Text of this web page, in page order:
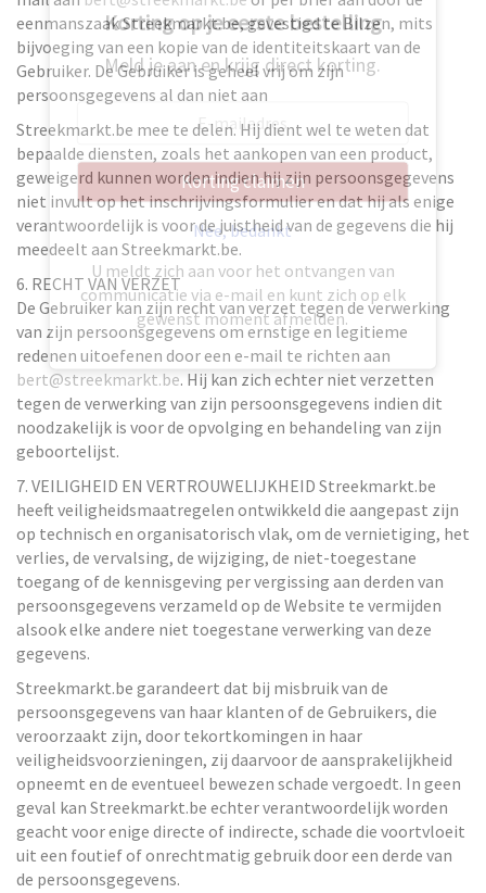
eenmanszaak Streekmarkt.be, gevestigd te Bilzen, mits
bijvoeging van een kopie van de identiteitskaart van de
Gebruiker. De Gebruiker is geheel vrij om zijn
persoonsgegevens al dan niet aan
Streekmarkt.be mee te delen. Hij dient wel te weten dat
bepaalde diensten, zoals het aankopen van een product,
geweigerd kunnen worden indien hij zijn persoonsgegevens
niet invult op het inschrijvingsformulier en dat hij als enige
verantwoordelijk is voor de juistheid van de gegevens die hij
meedeelt aan Streekmarkt.be.
6. RECHT VAN VERZET
De Gebruiker kan zijn recht van verzet tegen de verwerking
van zijn persoonsgegevens om ernstige en legitieme
redenen uitoefenen door een e-mail te richten aan
bert@streekmarkt.be. Hij kan zich echter niet verzetten
tegen de verwerking van zijn persoonsgegevens indien dit
noodzakelijk is voor de opvolging en behandeling van zijn
geboortelijst.
7. VEILIGHEID EN VERTROUWELIJKHEID Streekmarkt.be
heeft veiligheidsmaatregelen ontwikkeld die aangepast zijn
op technisch en organisatorisch vlak, om de vernietiging, het
verlies, de vervalsing, de wijziging, de niet-toegestane
toegang of de kennisgeving per vergissing aan derden van
persoonsgegevens verzameld op de Website te vermijden
alsook elke andere niet toegestane verwerking van deze
gegevens.
Streekmarkt.be garandeert dat bij misbruik van de
persoonsgegevens van haar klanten of de Gebruikers, die
veroorzaakt zijn, door tekortkomingen in haar
veiligheidsvoorzieningen, zij daarvoor de aansprakelijkheid
opneemt en de eventueel bewezen schade vergoedt. In geen
geval kan Streekmarkt.be echter verantwoordelijk worden
geacht voor enige directe of indirecte, schade die voortvloeit
uit een foutief of onrechtmatig gebruik door een derde van
de persoonsgegevens.
Korting op je eerste bestelling
Meld je aan en krijg direct korting.
Korting claimen
Nee, bedankt
U meldt zich aan voor het ontvangen van
communicatie via e-mail en kunt zich op elk
gewenst moment afmelden.